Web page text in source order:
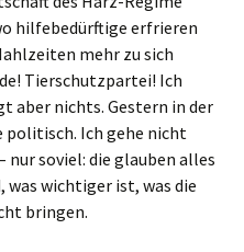
hilfebedürftige erfrieren
mehr zu sich
Tierschutzpartei! Ich
aber nichts. Gestern in der
politisch. Ich gehe nicht
nur soviel: die glauben alles
was wichtiger ist, was die
bringen.